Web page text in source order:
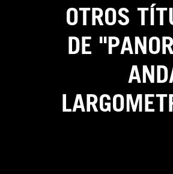
OTROS
DE